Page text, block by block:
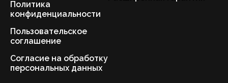
Политика
конфиденциальности
Пользовательское
соглашение
Согласие на обработку
персональных данных